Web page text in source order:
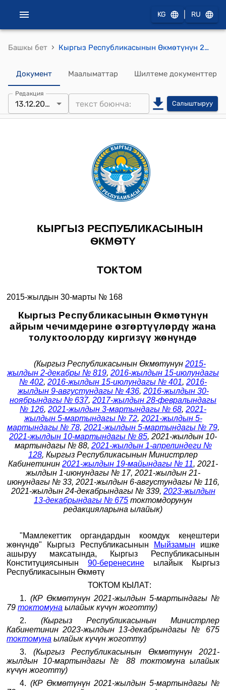
KG RU
Башкы бет › Кыргыз Республикасынын Өкмөтүнүн 2015-жылдын 30-мартындагы № 168 "Кыргыз Республикасынын Өкмөтүнүн айрым чечимдерине өзгөртүүлөрдү жана толуктоолорду киргизүү жөнүндө" токтому
Документ Маалыматтар Шилтеме документтер
Редакция
13.12.2023 Салыштыруу